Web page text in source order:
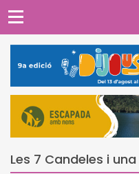
Les 7 Candeles i